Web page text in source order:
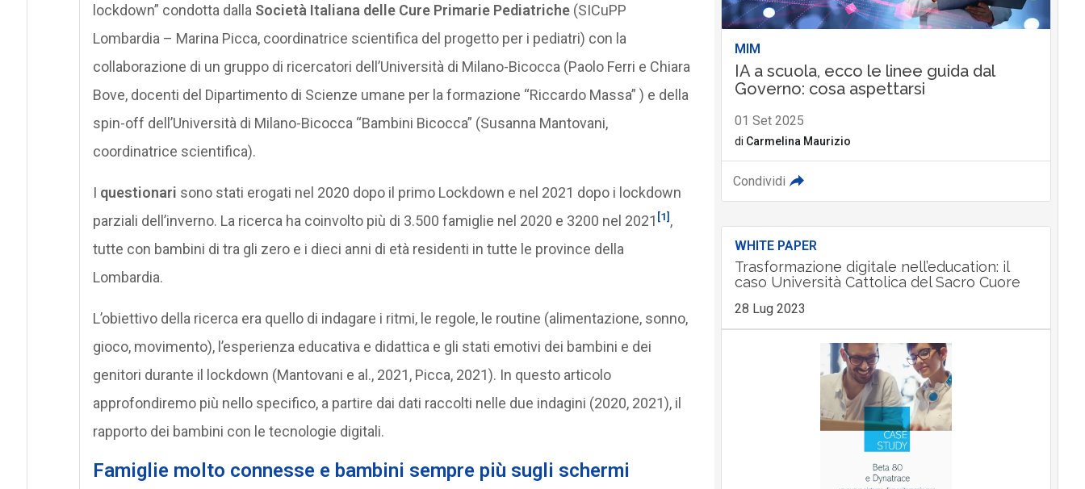
lockdown” condotta dalla Società Italiana delle Cure Primarie Pediatriche(SICuPP
Lombardia – Marina Picca, coordinatrice scientifica del progetto per i pediatri) con la
collaborazione di un gruppo di ricercatori dell’Università di Milano-Bicocca (Paolo Ferri e Chiara
Bove, docenti del Dipartimento di Scienze umane per la formazione “Riccardo Massa” ) e della
spin-off dell’Università di Milano-Bicocca “Bambini Bicocca” (Susanna Mantovani,
coordinatrice scientifica).
I questionari sono stati erogati nel 2020 dopo il primo Lockdown e nel 2021 dopo i lockdown
parziali dell’inverno. La ricerca ha coinvolto più di 3.500 famiglie nel 2020 e 3200 nel 2021 [1] ,
tutte con bambini di tra gli zero e i dieci anni di età residenti in tutte le province della
Lombardia.
L’obiettivo della ricerca era quello di indagare i ritmi, le regole, le routine (alimentazione, sonno,
gioco, movimento), l’esperienza educativa e didattica e gli stati emotivi dei bambini e dei
genitori durante il lockdown (Mantovani e al., 2021, Picca, 2021). In questo articolo
approfondiremo più nello specifico, a partire dai dati raccolti nelle due indagini (2020, 2021), il
rapporto dei bambini con le tecnologie digitali.
Famiglie molto connesse e bambini sempre più sugli schermi
MIM
IA a scuola, ecco le linee guida dal
Governo: cosa aspettarsi
01 Set 2025
di Carmelina Maurizio
Condividi
WHITE PAPER
Trasformazione digitale nell’education: il
caso Università Cattolica del Sacro Cuore
28 Lug 2023